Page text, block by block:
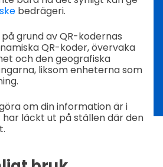
bedrägeri.
grund av QR-kodernas
QR-koder, övervaka
och den geografiska
liksom enheterna som
om din information är i
läckt ut på ställen där den